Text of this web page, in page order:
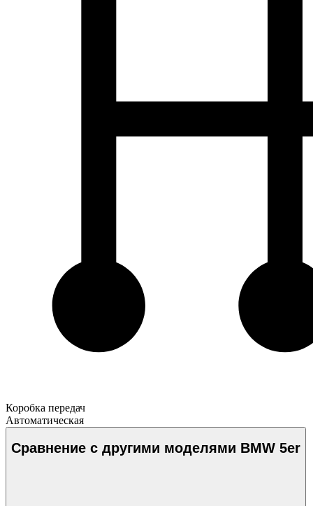
Коробка передач
Автоматическая
Сравнение с другими моделями BMW 5er